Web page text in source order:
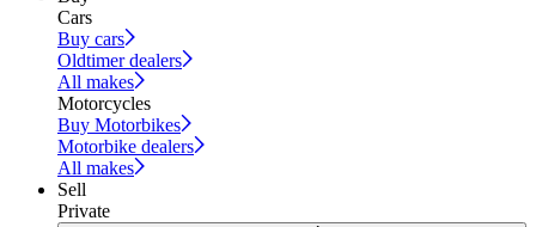
Cars
Buy cars
Oldtimer dealers
All makes
Motorcycles
Buy Motorbikes
Motorbike dealers
All makes
Sell
Private